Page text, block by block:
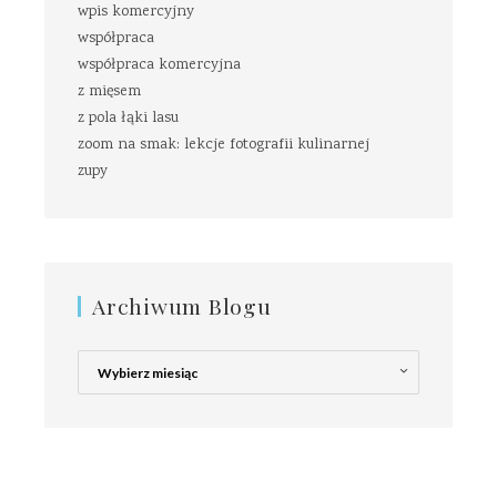
wpis komercyjny
współpraca
współpraca komercyjna
z mięsem
z pola łąki lasu
zoom na smak: lekcje fotografii kulinarnej
zupy
Archiwum Blogu
Archiwum
Blogu